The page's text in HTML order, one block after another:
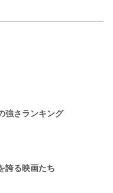
強さランキング
誇る映画たち